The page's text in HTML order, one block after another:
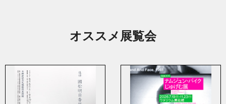
オススメ展覧会